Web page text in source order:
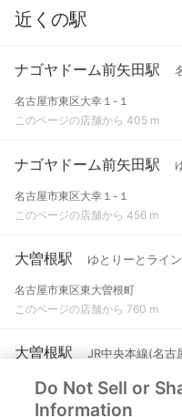
近くの駅
ナゴヤドーム前矢田駅
名古屋市東区大幸１-１
このページの店舗から 405 m
ナゴヤドーム前矢田駅
名古屋市東区大幸１-１
このページの店舗から 456 m
大曽根駅 ゆとりーとライン
名古屋市東区東大曽根町
このページの店舗から 760 m
大曽根駅 JR中央本線(名古
名古屋市東区東大曽根町
このページの店舗から 793 m
Do Not Sell or
Information